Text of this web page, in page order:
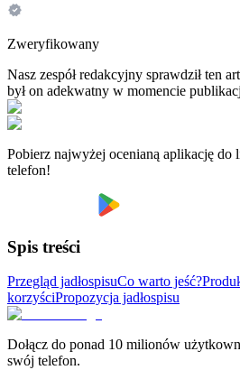
Zweryfikowany
Nasz zespół redakcyjny sprawdził ten
był on adekwatny w momencie
Pobierz najwyżej ocenianą aplikację do
telefon!
Spis treści
Przegląd jadłospisuCo warto jeść?
korzyściPropozycja jadłospisu
Dołącz do ponad 10 milionów
swój telefon.